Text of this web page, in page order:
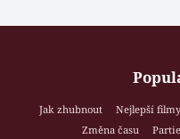
Jak zhubnout Nejlepší
Změna času
Partie